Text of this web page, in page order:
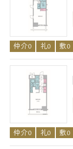
仲介0 礼0 敷0
仲介0 礼0 敷0